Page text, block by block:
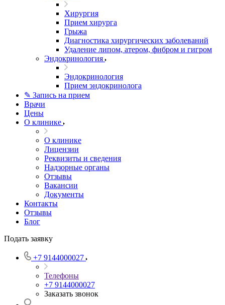
Хирургия
Прием хирурга
Грыжа
Диагностика хирургических заболеваний
Удаление липом, атером, фибром и гигром
Эндокринология
Эндокринология
Прием эндокринолога
✎ Запись на прием
Врачи
Цены
О клинике
О клинике
Лицензии
Реквизиты и сведения
Надзорные органы
Отзывы
Вакансии
Документы
Контакты
Отзывы
Блог
Подать заявку
+7 9144000027
Телефоны
+7 9144000027
Заказать звонок